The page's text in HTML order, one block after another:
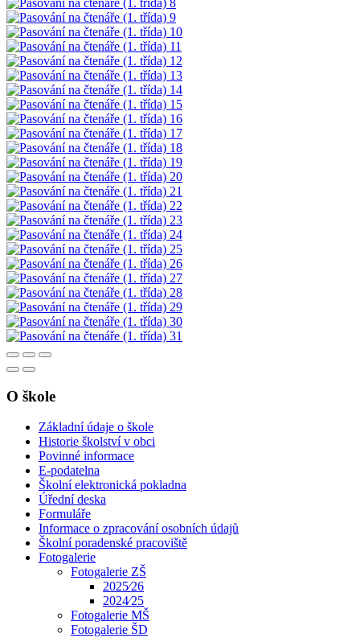
O škole
Základní údaje o škole
Historie školství v obci
Povinné informace
E-podatelna
Školní elektronická pokladna
Úřední deska
Formuláře
Informace o zpracování osobních údajů
Školní poradenské pracoviště
Fotogalerie
Fotogalerie ZŠ
2025⁄26
2024⁄25
Fotogalerie MŠ
Fotogalerie ŠD